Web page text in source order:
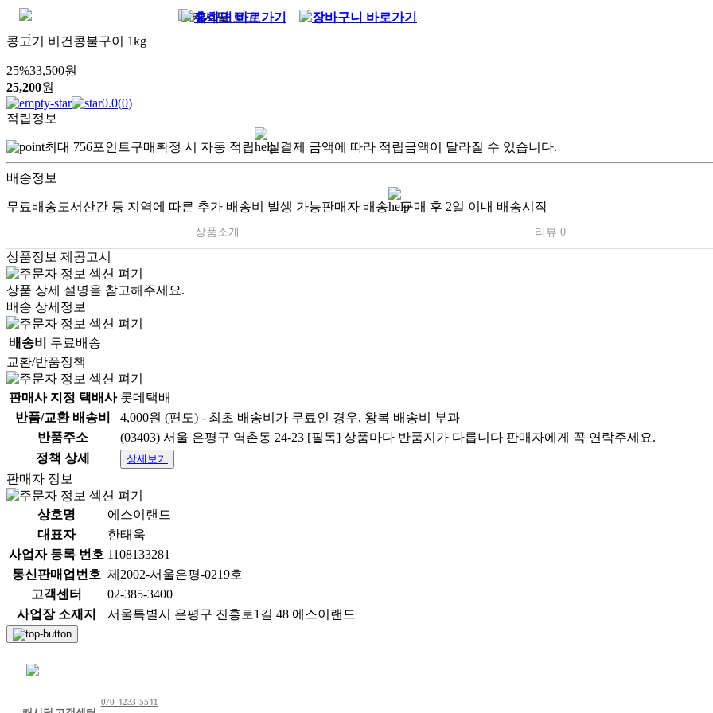
콩고기 비건콩불구이 1kg
25%33,500원
25,200원
0.0(0)
적립정보
최대 756포인트구매확정 시 자동 적립 실결제 금액에 따라 적립금액이 달라질 수 있습니다.
배송정보
무료배송도서산간 등 지역에 따른 추가 배송비 발생 가능판매자 배송 구매 후 2일 이내 배송시작
상품소개 리뷰 0
상품정보 제공고시
상품 상세 설명을 참고해주세요.
배송 상세정보
배송비
무료배송
교환/반품정책
판매사 지정 택배사 롯데택배
반품/교환 배송비
4,000원 (편도) - 최초 배송비가 무료인 경우, 왕복 배송비 부과
반품주소
(03403) 서울 은평구 역촌동 24-23 [필독] 상품마다 반품지가 다릅니다 판매자에게 꼭 연락주세요.
정책 상세
상세보기
판매자 정보
상호명
에스이랜드
대표자
한태욱
사업자 등록 번호 1108133281
통신판매업번호 제2002-서울은평-0219호
고객센터
02-385-3400
사업장 소재지
서울특별시 은평구 진흥로1길 48 에스이랜드
070-4233-5541